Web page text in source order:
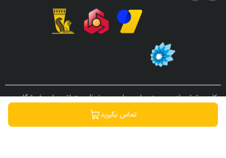
تماس بگیرید
کلیه حقوق مادی و معنوی این سایت محفوظ و متعلق به این فروشگاه می